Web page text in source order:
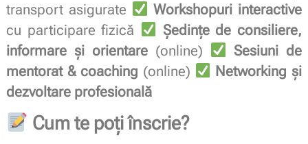
transport asigurate
Workshopuri interactive
cu participare fizică
Ședințe de consiliere,
informare și orientare(online)
Sesiuni de
mentorat & coaching (online)
Networking și
dezvoltare profesională
Cum te poți înscrie?